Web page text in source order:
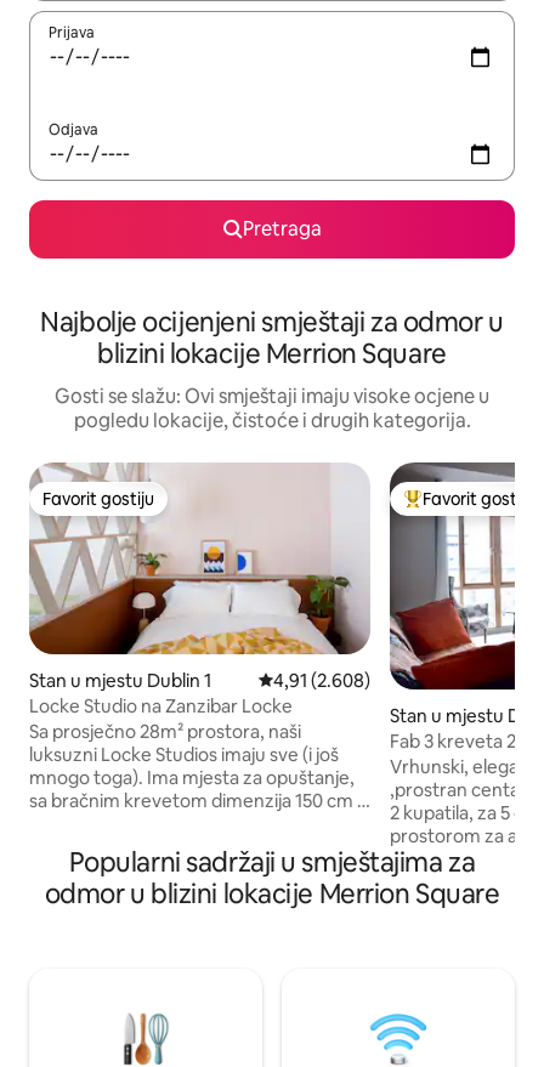
Prijava
Odjava
Pretraga
Najbolje ocijenjeni smještaji za odmor u
blizini lokacije Merrion Square
Gosti se slažu: Ovi smještaji imaju visoke ocjene u
pogledu lokacije, čistoće i drugih kategorija.
Favorit gostiju
Favorit gostiju
Stan u mjestu Dublin 1 prosječna ocjena 4,91 od 5,
4,91 (2.608)
Locke Studio na Zanzibar Locke
Sa prosječno 28m² prostora, naši
luksuzni Locke Studios imaju sve (i još
mnogo toga). Ima mjesta za opuštanje,
sa bračnim krevetom dimenzija 150 cm x
sofom. Prostor za život, sa potpuno
opremljenom kuhinjom, uključujući
trpezarijski sto, mašinu za
pranje/sušenje veša, mašinu za pranje
tuš-kabinu sa toaletnim potrepštinama
Kinsey Apothecary, privatni Wi-Fi i Smart
HDTV za strimovanje.
Glavni favorit
Favorit gostiju
Stan u mjestu
Fab 3 kreveta 2
Canal Dock
Vrhunski,
,prostran centar
2 kupatila, za 5
prostorom za
živopisnom
Silikon), do kojeg
aerodroma
glavnih atrakcija
3Arena i Avia. Objekat je savršen za
Popularni sadržaji u smještajima za
odmor u blizini lokacije Merrion Square